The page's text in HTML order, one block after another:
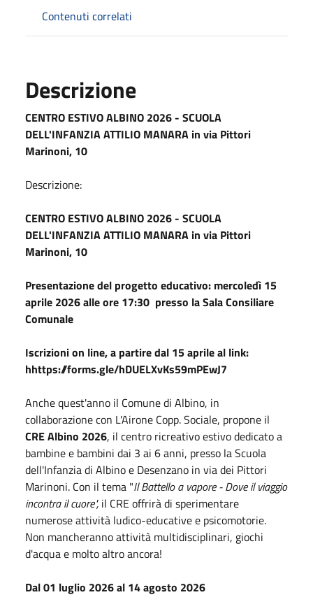
Contenuti correlati
Descrizione
CENTRO ESTIVO ALBINO 2026 - SCUOLA
DELL'INFANZIA ATTILIO MANARA in via Pittori
Marinoni, 10
Descrizione:
CENTRO ESTIVO ALBINO 2026 - SCUOLA
DELL'INFANZIA ATTILIO MANARA in via Pittori
Marinoni, 10
Presentazione del progetto educativo: mercoledì 15
aprile 2026 alle ore 17:30 presso la Sala Consiliare
Comunale
Iscrizioni on line, a partire dal 15 aprile al link:
hhttps://forms.gle/hDUELXvKs59mPEwJ7
Anche quest'anno il Comune di Albino, in
collaborazione con L'Airone Copp. Sociale, propone il
CRE Albino 2026, il centro ricreativo estivo dedicato a
bambine e bambini dai 3 ai 6 anni, presso la Scuola
dell'Infanzia di Albino e Desenzano in via dei Pittori
Marinoni. Con il tema "Il Battello a vapore - Dove il viaggio
incontra il cuore", il CRE offrirà di sperimentare
numerose attività ludico-educative e psicomotorie.
Non mancheranno attività multidisciplinari, giochi
d'acqua e molto altro ancora!
Dal 01 luglio 2026 al 14 agosto 2026